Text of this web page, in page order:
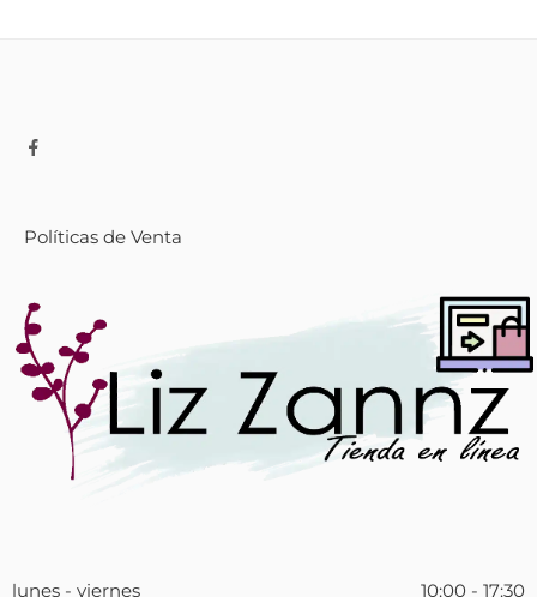
Políticas de Venta
lunes - viernes 10:00 - 17:30